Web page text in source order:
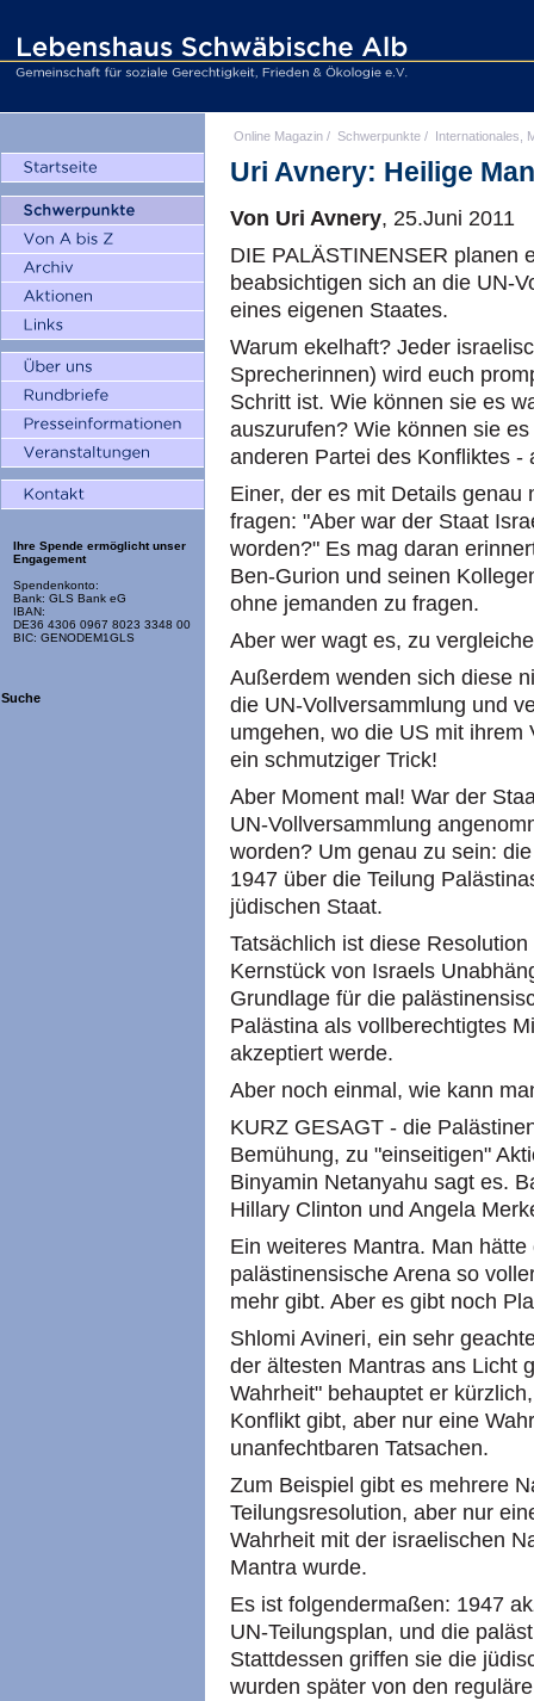
Ihre Spende ermöglicht unser
Engagement
Spendenkonto:
Bank: GLS Bank eG
IBAN:
DE36 4306 0967 8023 3348 00
BIC: GENODEM1GLS
Suche
Online Magazin / Schwerpunkte / Internationales,
Uri Avnery: Heilige
Von Uri Avnery, 25.Juni 2011
DIE PALÄSTINENSER planen
beabsichtigen sich an die UN-
eines eigenen Staates.
Warum ekelhaft? Jeder
Sprecherinnen) wird euch
Schritt ist. Wie können sie es
auszurufen? Wie können sie
anderen Partei des Konfliktes -
Einer, der es mit Details
fragen: "Aber war der Staat
worden?" Es mag daran
Ben-Gurion und seinen
ohne jemanden zu fragen.
Aber wer wagt es, zu
Außerdem wenden sich diese
die UN-Vollversammlung und
umgehen, wo die US mit ihrem
ein schmutziger Trick!
Aber Moment mal! War der
UN-Vollversammlung
worden? Um genau zu sein:
1947 über die Teilung
jüdischen Staat.
Tatsächlich ist diese
Kernstück von Israels
Grundlage für die
Palästina als vollberechtigtes
akzeptiert werde.
Aber noch einmal, wie kann
KURZ GESAGT - die
Bemühung, zu "einseitigen"
Binyamin Netanyahu sagt es.
Hillary Clinton und Angela
Ein weiteres Mantra. Man
palästinensische Arena so
mehr gibt. Aber es gibt noch
Shlomi Avineri, ein sehr
der ältesten Mantras ans Licht
Wahrheit" behauptet er
Konflikt gibt, aber nur eine
unanfechtbaren Tatsachen.
Zum Beispiel gibt es mehrere
Teilungsresolution, aber nur
Wahrheit mit der israelischen
Mantra wurde.
Es ist folgendermaßen: 1947
UN-Teilungsplan, und die
Stattdessen griffen sie die
wurden später von den